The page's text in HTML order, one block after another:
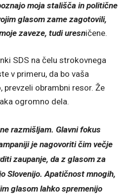
moja stališča in politične
glasom zame zagotovili,
zaveze, tudi uresničene.
SDS na čelu strokovnega
v primeru, da bo vaša
prevzeli obrambni resor. Že
ogromno dela.
razmišljam. Glavni fokus
je nagovoriti čim večje
zaupanje, da z glasom za
Slovenijo. Apatičnost mnogih,
glasom lahko spremenijo